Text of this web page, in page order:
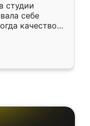
студии
себе
качеством
уже почти